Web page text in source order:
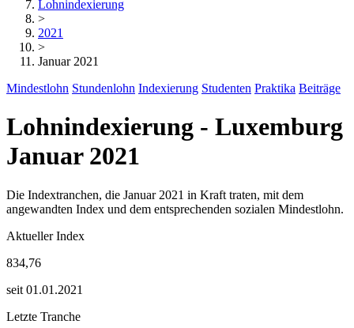
Lohnindexierung
>
2021
>
Januar 2021
Mindestlohn Stundenlohn Indexierung Studenten Praktika Beiträge
Lohnindexierung - Luxemburg
Januar 2021
Die Indextranchen, die Januar 2021 in Kraft traten, mit dem
angewandten Index und dem entsprechenden sozialen Mindestlohn.
Aktueller Index
834,76
seit 01.01.2021
Letzte Tranche